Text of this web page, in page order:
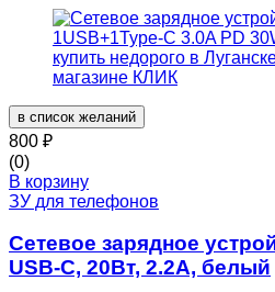
в список желаний
800 ₽
(0)
В корзину
ЗУ для телефонов
Сетевое зарядное
USB-C, 20Вт, 2.2A, белый